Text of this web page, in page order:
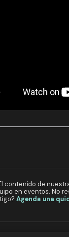
contenido de
en eventos. No
Agenda una